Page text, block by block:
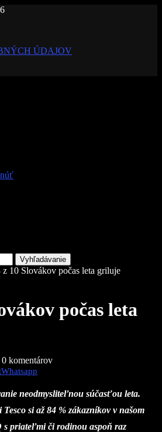
ÚDAJOV
Vyhľadávanie
z 10 Slovákov počas leta griluje
počas leta
0 komentárov
Whatsapp
neodmysliteľnou súčasťou leta.
si až 84 % zákazníkov v našom
s priateľmi či rodinou aspoň raz